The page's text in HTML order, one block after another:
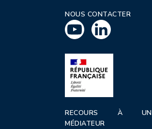
NOUS CONTACTER
RECOURS À UN
MÉDIATEUR